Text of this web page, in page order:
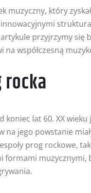
który
przyjrzymy się
na współczesną
koniec lat 60. XX
na jego powstanie
prog rockowe,
formami